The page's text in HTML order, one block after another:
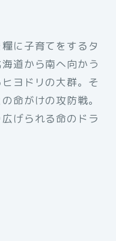
に子育てをするタ
道から南へ向かう
ヨドリの大群。そ
命がけの攻防戦。
げられる命のドラ